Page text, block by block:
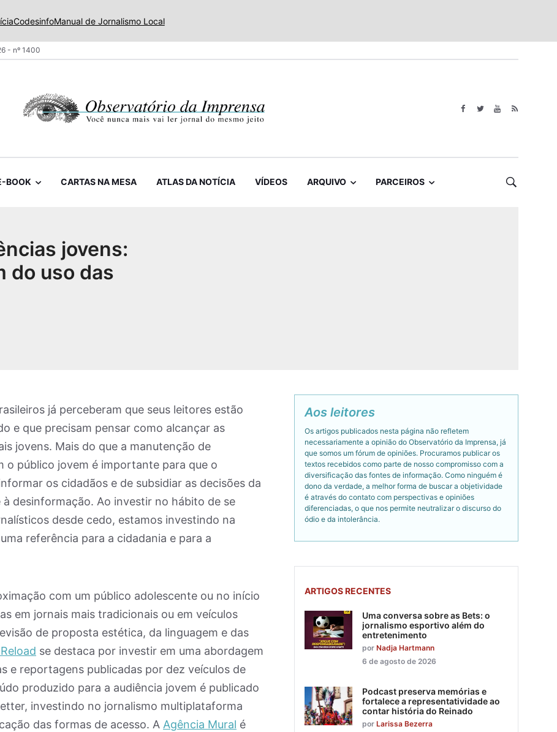
CodesinfoManual de Jornalismo Local
- nº 1400
BOOK CARTAS NA MESA ATLAS DA NOTÍCIA VÍDEOS ARQUIVO PARCEIROS
jovens:
do uso das
já perceberam que seus leitores estão
e que precisam pensar como alcançar as
jovens. Mais do que a manutenção de
o público jovem é importante para que o
os cidadãos e de subsidiar as decisões da
desinformação. Ao investir no hábito de se
desde cedo, estamos investindo na
referência para a cidadania e para a
com um público adolescente ou no início
em jornais mais tradicionais ou em veículos
de proposta estética, da linguagem e das
se destaca por investir em uma abordagem
e reportagens publicadas por dez veículos de
produzido para a audiência jovem é publicado
investindo no jornalismo multiplataforma
das formas de acesso. A Agência Mural é
Aos leitores
Os artigos publicados nesta página não refletem
necessariamente a opinião do Observatório da Imprensa, já
que somos um fórum de opiniões. Procuramos publicar os
textos recebidos como parte de nosso compromisso com a
diversificação das fontes de informação. Como ninguém é
dono da verdade, a melhor forma de buscar a objetividade
é através do contato com perspectivas e opiniões
diferenciadas, o que nos permite neutralizar o discurso do
ódio e da intolerância.
ARTIGOS RECENTES
Uma conversa sobre as Bets: o
jornalismo esportivo além do
entretenimento
por Nadja Hartmann
6 de agosto de 2026
Podcast preserva memórias e
fortalece a representatividade ao
contar história do Reinado
por Larissa Bezerra